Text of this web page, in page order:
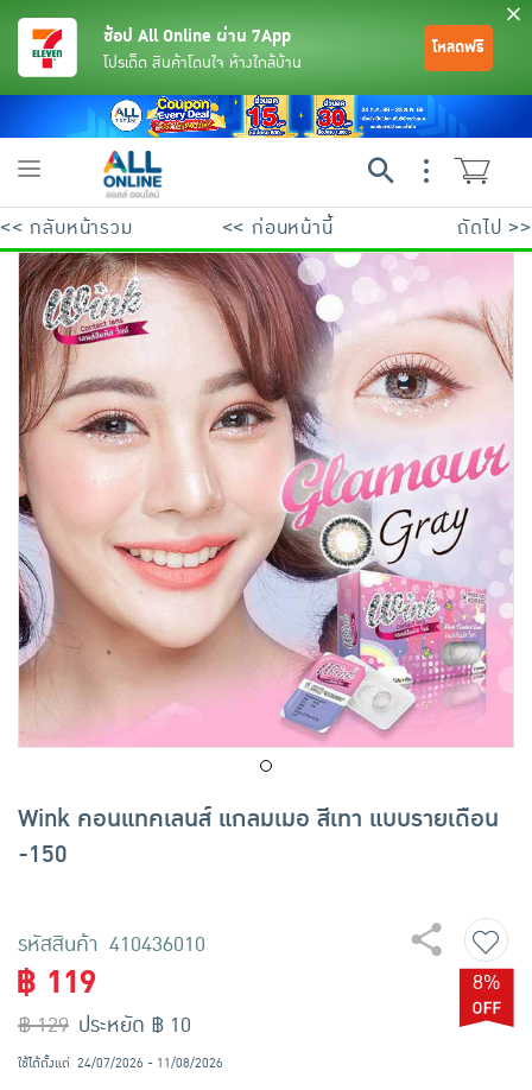
ย้อนกลับ
เครื่องดื่มและผงชงดื่ม
เครื่องปรุงรสและของแห้ง
ขนมขบเคี้ยว และช็อคโกแลต
อาหารสด ผัก ผลไม้และเบเกอรี่
ย้อนกลับ
ย้อนกลับ
ย้อนกลับ
ย้อนกลับ
ย้อนกลับ
ย้อนกลับ
ย้อนกลับ
มือถือ
ย้อนกลับ
ย้อนกลับ
พระเครื่อง test pop
ย้อนกลับ
ช้อป All Online ผ่าน 7App
โปรเด็ด สินค้าโดนใจ ห้างใกล้บ้าน
โหลดฟรี
Toggle
<< กลับหน้ารวม << ก่อนหน้านี้ ถัดไป >>
Wink คอนแทคเลนส์ แกลมเมอ สีเทา แบบรายเดือน
-150
รหัสสินค้า 410436010
฿ 119
฿ 129
8%
ประหยัด ฿ 10
ใช้ได้ตั้งแต่ 24/07/2026 - 11/08/2026